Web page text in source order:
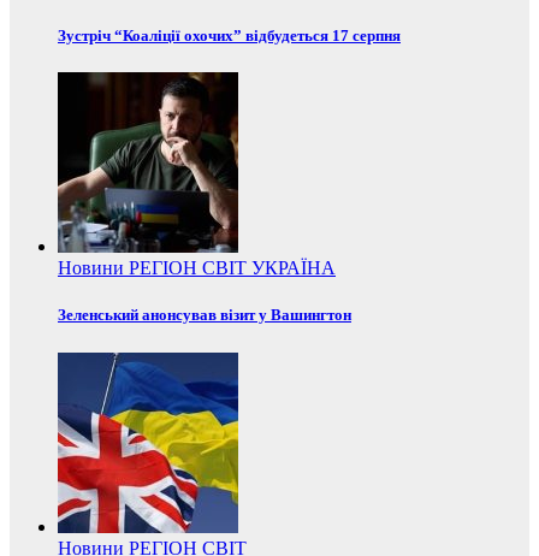
Зустріч “Коаліції охочих” відбудеться 17 серпня
Новини РЕГІОН СВІТ УКРАЇНА
Зеленський анонсував візит у Вашингтон
Новини РЕГІОН СВІТ